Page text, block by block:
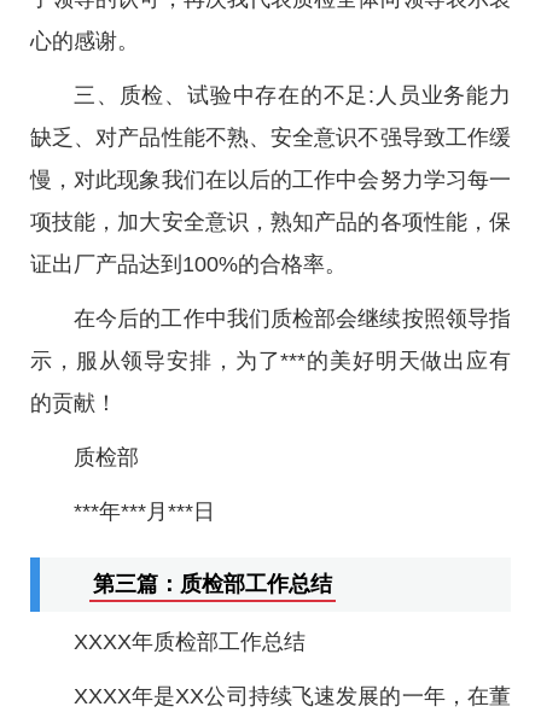
心的感谢。
三、质检、试验中存在的不足:人员业务能力
缺乏、对产品性能不熟、安全意识不强导致工作缓
慢，对此现象我们在以后的工作中会努力学习每一
项技能，加大安全意识，熟知产品的各项性能，保
证出厂产品达到100%的合格率。
在今后的工作中我们质检部会继续按照领导指
示，服从领导安排，为了***的美好明天做出应有
的贡献！
质检部
***年***月***日
第三篇：质检部工作总结
XXXX年质检部工作总结
XXXX年是XX公司持续飞速发展的一年，在董